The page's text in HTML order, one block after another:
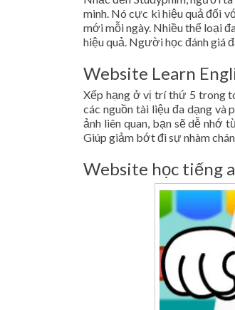
minh. Nó cực kì hiệu quả đối
mới mỗi ngày. Nhiều thể loại
hiệu quả. Người học đánh giá
Website Learn
Xếp hạng ở vị trí thứ 5 trong
các nguồn tài liệu đa dạng và
ảnh liên quan, bạn sẽ dễ nhớ
Giúp giảm bớt đi sự nhàm
Website học tiếng